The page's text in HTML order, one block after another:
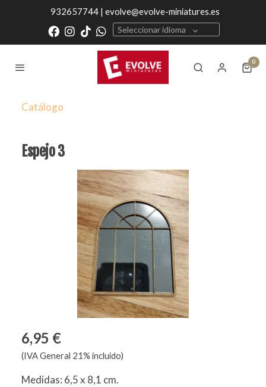
932657744 | evolve@evolve-miniatures.es
Seleccionar idioma
0
Catálogo
Espejo 3
6,95 €
(IVA General 21% incluido)
Medidas: 6,5 x 8,1 cm.